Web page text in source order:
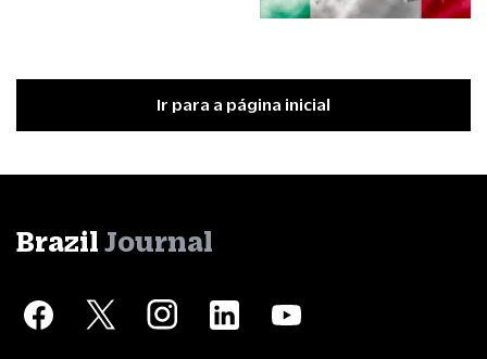
Ir para a página inicial
Brazil Journal